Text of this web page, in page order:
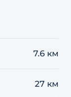
7.6 км
27 км